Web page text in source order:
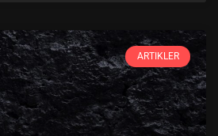
ARTIKLER